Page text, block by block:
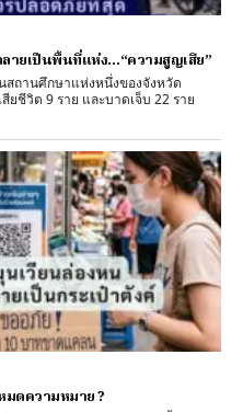
ายเป็นพื้นที่แห่ง…“ความสูญเสีย”
สถานศึกษาแห่งหนึ่งของจังหวัด
นที่ 7 สิงหาคม 2569 จนมีผู้เสียชีวิต 9 ราย และบาดเจ็บ 22 ราย
มดความหมาย ?